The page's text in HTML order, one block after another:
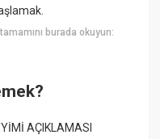
burada okuyun:
AÇIKLAMASI